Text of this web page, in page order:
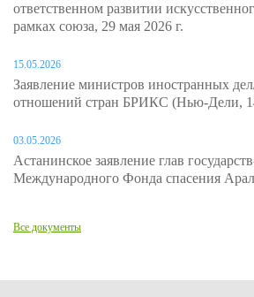
ответственном развитии
рамках союза, 29 мая 2026 г.
15.05.2026
Заявление министров иностранных
отношений стран БРИКС (Нью-Дели,
03.05.2026
Астанинское заявление глав
Международного Фонда спасения
Все документы